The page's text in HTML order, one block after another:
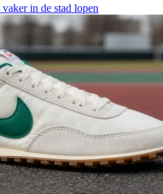
in de stad lopen